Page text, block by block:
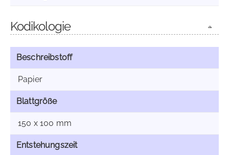
Kodikologie
Beschreibstoff
Papier
Blattgröße
150 x 100 mm
Entstehungszeit